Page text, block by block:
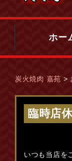
ホー
炭火焼肉 嘉苑 >
臨時店
いつも当店を